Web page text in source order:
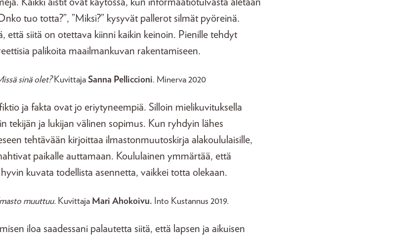
tuo totta?”, ”Miksi?” kysyvät pallerot silmät pyöreinä.
että siitä on otettava kiinni kaikin keinoin. Pienille tehdyt
palikoita maailmankuvan rakentamiseen.
sinä olet?Kuvittaja Sanna Pelliccioni. Minerva 2020
ja fakta ovat jo eriytyneempiä. Silloin mielikuvituksella
tekijän ja lukijan välinen sopimus. Kun ryhdyin lähes
tehtävään kirjoittaa ilmastonmuutoskirja alakoululaisille,
paikalle auttamaan. Koululainen ymmärtää, että
kuvata todellista asennetta, vaikkei totta olekaan.
muuttuu.Kuvittaja Mari Ahokoivu. Into Kustannus 2019.
iloa saadessani palautetta siitä, että lapsen ja aikuisen